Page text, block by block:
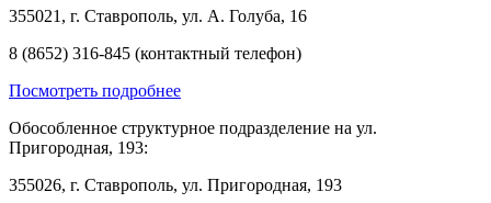
355021, г. Ставрополь, ул. А. Голуба, 16
8 (8652) 316-845 (контактный телефон)
Посмотреть подробнее
Обособленное структурное подразделение на ул.
Пригородная, 193:
355026, г. Ставрополь, ул. Пригородная, 193